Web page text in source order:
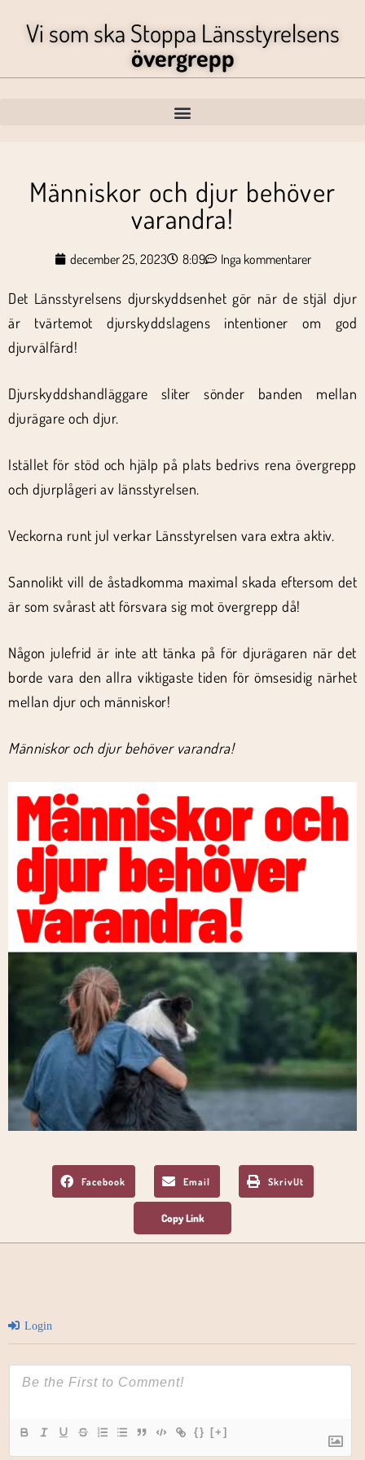
Vi som ska Stoppa Länsstyrelsens
övergrepp
Människor och djur behöver
varandra!
december 25, 2023 8:09 Inga kommentarer
Det Länsstyrelsens djurskyddsenhet gör när de stjäl djur
är tvärtemot djurskyddslagens intentioner om god
djurvälfärd!
Djurskyddshandläggare sliter sönder banden mellan
djurägare och djur.
Istället för stöd och hjälp på plats bedrivs rena övergrepp
och djurplågeri av länsstyrelsen.
Veckorna runt jul verkar Länsstyrelsen vara extra aktiv.
Sannolikt vill de åstadkomma maximal skada eftersom det
är som svårast att försvara sig mot övergrepp då!
Någon julefrid är inte att tänka på för djurägaren när det
borde vara den allra viktigaste tiden för ömsesidig närhet
mellan djur och människor!
Människor och djur behöver varandra!
Facebook Email SkrivUt
Login
{} [+]